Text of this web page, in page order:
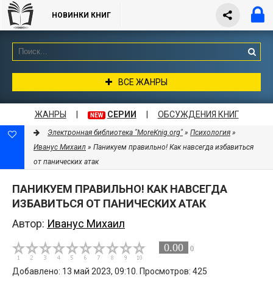
НОВИНКИ КНИГ
ВСЕ ЖАНРЫ
ЖАНРЫ NEW СЕРИИ ОБСУЖДЕНИЯ КНИГ
Электронная библиотека "MoreKnig.org" » Психология »
Иванус Михаил » Паникуем правильно! Как навсегда избавиться
от панических атак
ПАНИКУЕМ ПРАВИЛЬНО! КАК НАВСЕГДА
ИЗБАВИТЬСЯ ОТ ПАНИЧЕСКИХ АТАК
Автор: Иванус Михаил
0.00 0
Добавлено: 13 май 2023, 09:10. Просмотров: 425